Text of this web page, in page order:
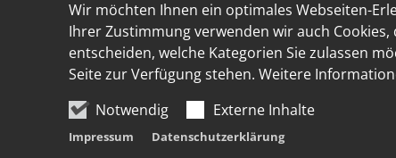
Wir möchten Ihnen ein optimales Webseiten-
Ihrer Zustimmung verwenden wir auch
entscheiden, welche Kategorien Sie zulassen
Seite zur Verfügung stehen. Weitere
Notwendig
Externe Inhalte
Impressum Datenschutzerklärung